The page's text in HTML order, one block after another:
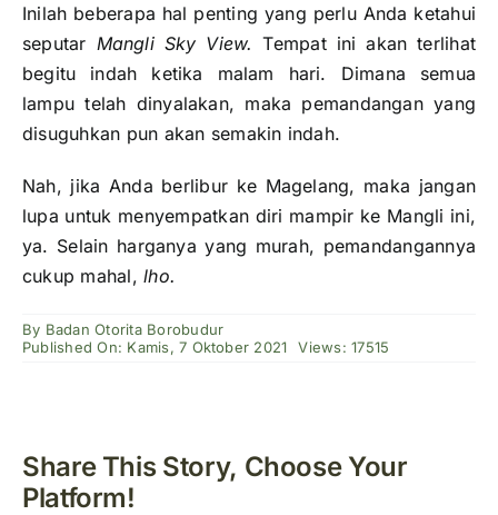
Inilah beberapa hal penting yang perlu Anda ketahui
seputar Mangli Sky View.Tempat ini akan terlihat
begitu indah ketika malam hari. Dimana semua
lampu telah dinyalakan, maka pemandangan yang
disuguhkan pun akan semakin indah.
Nah, jika Anda berlibur ke Magelang, maka jangan
lupa untuk menyempatkan diri mampir ke Mangli ini,
ya. Selain harganya yang murah, pemandangannya
cukup mahal,lho.
By Badan Otorita Borobudur
Published On: Kamis, 7 Oktober 2021
Views: 17515
Share This Story, Choose Your
Platform!